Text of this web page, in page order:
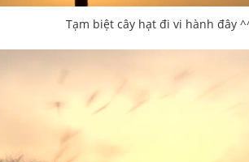
Tạm biệt cây hạt đi vi hành đây